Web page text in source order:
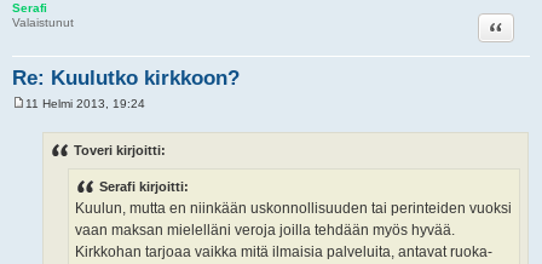
Serafi
Valaistunut
Re: Kuulutko kirkkoon?
Lainaa
11 Helmi 2013, 19:24
Toveri kirjoitti:
Serafi kirjoitti:
Kuulun, mutta en niinkään uskonnollisuuden tai perinteiden vuoksi
vaan maksan mielelläni veroja joilla tehdään myös hyvää.
Kirkkohan tarjoaa vaikka mitä ilmaisia palveluita, antavat ruoka-